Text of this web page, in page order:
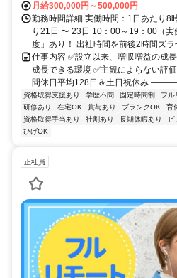
月給300,000円～500,000円
勤務時間詳細 実働時間：1日あたり8
り21日 〜 23日 10：00～19：00（実
度」あり！ 出社時間を前後2時間ズ
仕事内容 ✅設立以来、増収増益の成
成長できる環境 ✅主観によらない評
間休日平均128日＆土日祝休
資格取得支援あり 学歴不問 固定時間制 フル
研修あり
在宅OK 賞与あり ブランクOK 育
資格取得手当あり
社割あり 長期休暇あり ピ
ひげOK
正社員